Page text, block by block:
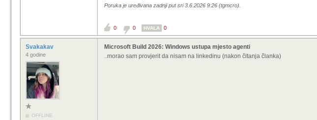
Poruka je uređivana zadnji put sri 3.6.2026 9:26 (tgmcro).
0 0 HVALA 0
Svakakav
4 godine
OFFLINE
Microsoft Build 2026: Windows ustupa mjesto agenti
..morao sam provjerit da nisam na linkedinu (nakon čitanja članka)